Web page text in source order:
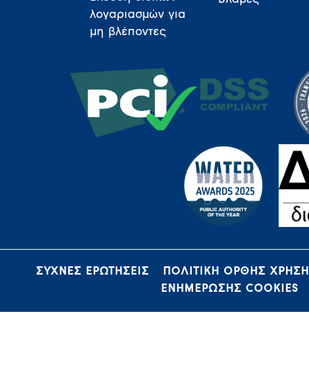
λογαριασμών για
μη βλέποντες
ΣΥΧΝΕΣ ΕΡΩΤΗΣΕΙΣ
ΠΟΛΙΤΙΚΗ ΟΡΘΗΣ
ΕΝΗΜΕΡΩΣΗΣ COOKIES